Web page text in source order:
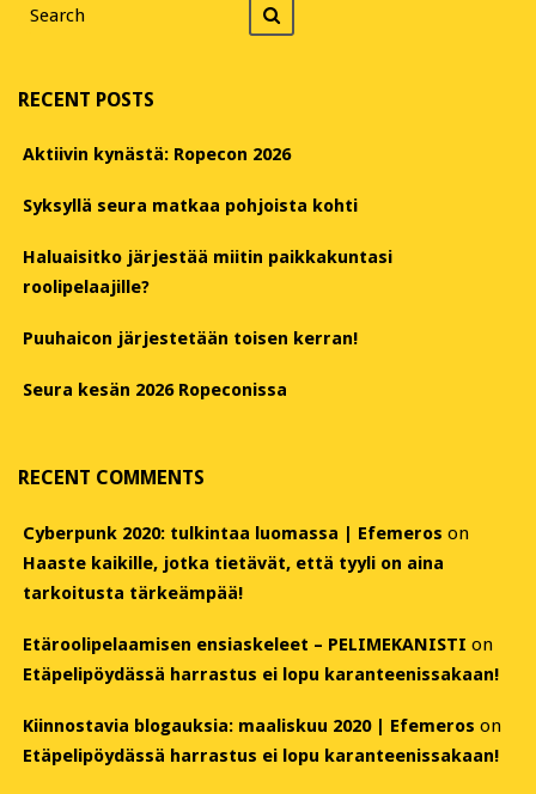
for
RECENT POSTS
Aktiivin kynästä: Ropecon 2026
Syksyllä seura matkaa pohjoista kohti
Haluaisitko järjestää miitin paikkakuntasi
roolipelaajille?
Puuhaicon järjestetään toisen kerran!
Seura kesän 2026 Ropeconissa
RECENT COMMENTS
Cyberpunk 2020: tulkintaa luomassa | Efemeros on
Haaste kaikille, jotka tietävät, että tyyli on aina
tarkoitusta tärkeämpää!
Etäroolipelaamisen ensiaskeleet – PELIMEKANISTI on
Etäpelipöydässä harrastus ei lopu karanteenissakaan!
Kiinnostavia blogauksia: maaliskuu 2020 | Efemeros on
Etäpelipöydässä harrastus ei lopu karanteenissakaan!